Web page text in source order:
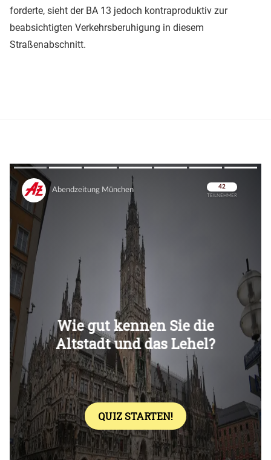
forderte, sieht der BA 13 jedoch kontraproduktiv zur
beabsichtigten Verkehrsberuhigung in diesem
Straßenabschnitt.
Überspringen
Überspringen